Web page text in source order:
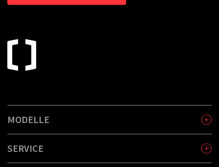
MODELLE
SERVICE